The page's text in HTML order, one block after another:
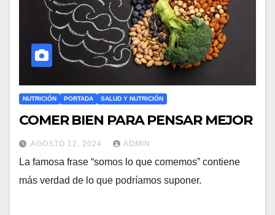
NUTRICIÓN PORTADA SALUD Y NUTRICIÓN
COMER BIEN PARA PENSAR MEJOR
AGOSTO 12, 2024 ADMIN
La famosa frase “somos lo que comemos” contiene
más verdad de lo que podríamos suponer.